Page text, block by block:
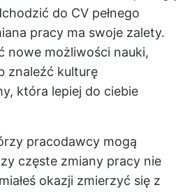
do CV pełnego
pracy ma swoje zalety.
nowe możliwości nauki,
znaleźć kulturę
która lepiej do ciebie
pracodawcy mogą
częste zmiany pracy nie
okazji zmierzyć się z